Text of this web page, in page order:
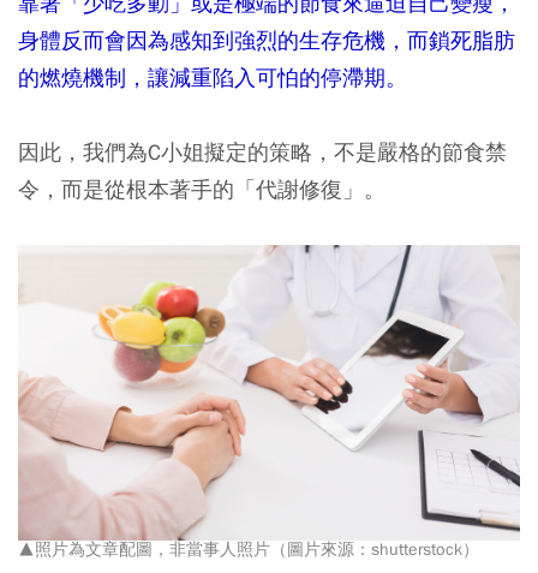
身體反而會因為感知到強烈的生存危機，而鎖死脂肪
的燃燒機制，讓減重陷入可怕的停滯期。
因此，我們為C小姐擬定的策略，不是嚴格的節食禁
令，而是從根本著手的「代謝修復」。
▲照片為文章配圖，非當事人照片（圖片來源：shutterstock）